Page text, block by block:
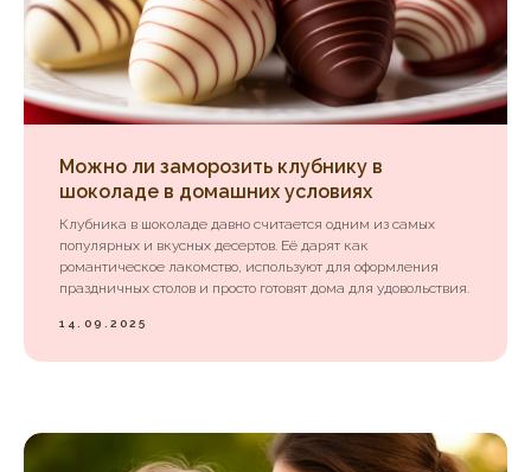
Можно ли заморозить клубнику в
шоколаде в домашних условиях
Клубника в шоколаде давно считается одним из самых
популярных и вкусных десертов. Её дарят как
романтическое лакомство, используют для оформления
праздничных столов и просто готовят дома для удовольствия.
14.09.2025